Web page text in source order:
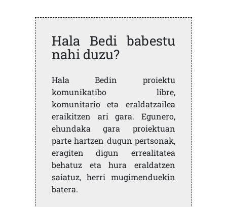
Hala Bedi babestu
nahi duzu?
Hala Bedin proiektu
komunikatibo libre,
komunitario eta eraldatzailea
eraikitzen ari gara. Egunero,
ehundaka gara proiektuan
parte hartzen dugun pertsonak,
eragiten digun errealitatea
behatuz eta hura eraldatzen
saiatuz, herri mugimenduekin
batera.